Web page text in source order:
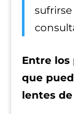
Entre los
que
lentes